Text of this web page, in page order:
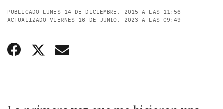
PUBLICADO LUNES 14 DE DICIEMBRE, 2015 A LAS 11:56
ACTUALIZADO VIERNES 16 DE JUNIO, 2023 A LAS 09:49